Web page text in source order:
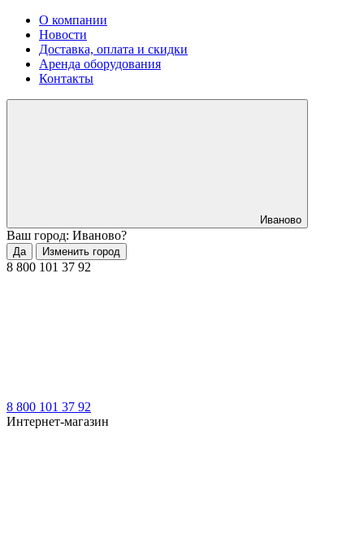
О компании
Новости
Доставка, оплата и скидки
Аренда оборудования
Контакты
Иваново
Ваш город: Иваново?
Да Изменить город
8 800 101 37 92
8 800 101 37 92
Интернет-магазин